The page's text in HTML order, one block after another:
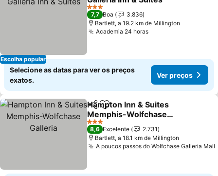
Escolha popular
3 Estrelas
7,7 Boa
3.836
Bartlett, a 19.2 km de Millington
Academia 24 horas
Selecione as datas para ver os preços
exatos.
Ver preços
PartilharAdicionar aos favoritos
Hampton Inn & Suites
Memphis-Wolfchase
Galleria
3 Estrelas
8,6 Excelente
2.731
Bartlett, a 18.1 km de Millington
A poucos passos do Wolfchase Galleria Mall